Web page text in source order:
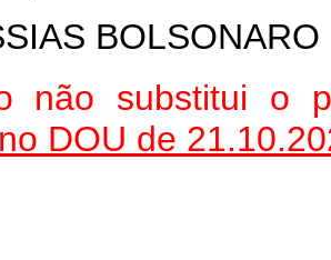
BOLSONARO
não substitui o
DOU de